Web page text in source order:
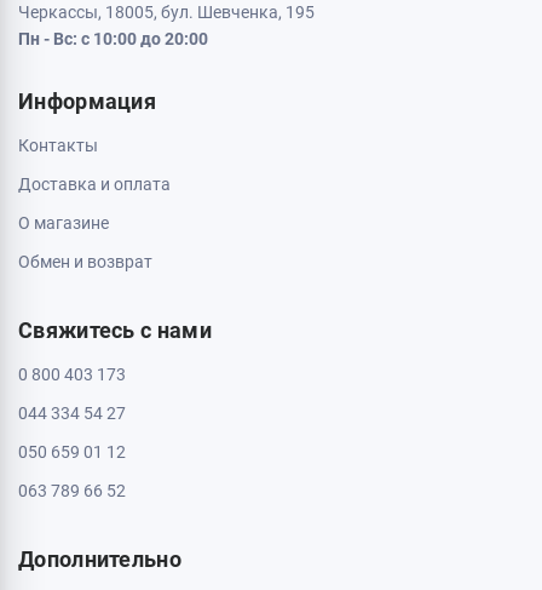
Черкассы, 18005, бул. Шевченка, 195
Пн - Вс: с 10:00 до 20:00
Информация
Контакты
Доставка и оплата
О магазине
Обмен и возврат
Свяжитесь с нами
0 800 403 173
044 334 54 27
050 659 01 12
063 789 66 52
Дополнительно